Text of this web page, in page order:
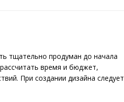
тщательно продуман до начала
время и бюджет,
При создании дизайна следует